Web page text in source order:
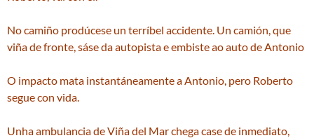
No camiño prodúcese un terríbel accidente. Un camión, que
viña de fronte, sáse da autopista e embiste ao auto de Antonio
O impacto mata instantáneamente a Antonio, pero Roberto
segue con vida.
Unha ambulancia de Viña del Mar chega case de inmediato,